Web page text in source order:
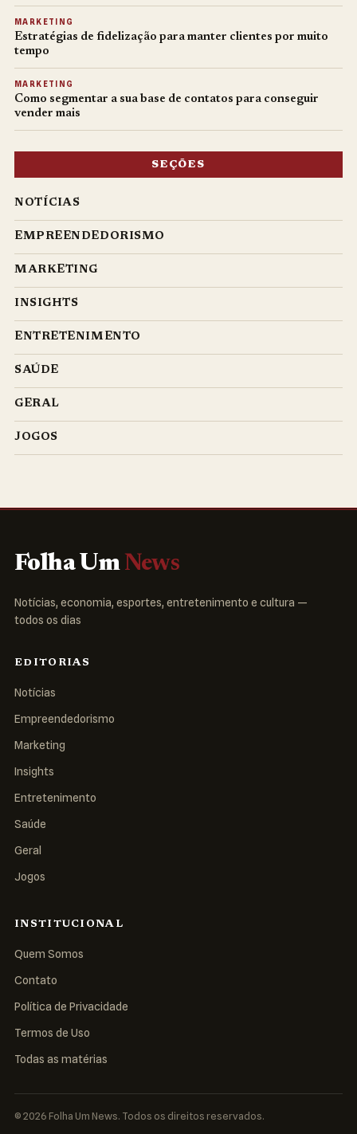
MARKETING
Estratégias de fidelização para manter clientes por muito
tempo
MARKETING
Como segmentar a sua base de contatos para conseguir
vender mais
SEÇÕES
NOTÍCIAS
EMPREENDEDORISMO
MARKETING
INSIGHTS
ENTRETENIMENTO
SAÚDE
GERAL
JOGOS
Folha Um News
Notícias, economia, esportes, entretenimento e cultura —
todos os dias
EDITORIAS
Notícias
Empreendedorismo
Marketing
Insights
Entretenimento
Saúde
Geral
Jogos
INSTITUCIONAL
Quem Somos
Contato
Política de Privacidade
Termos de Uso
Todas as matérias
© 2026 Folha Um News. Todos os direitos reservados.